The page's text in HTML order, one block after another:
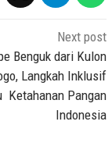
Next post
Benguk dari Kulon
Langkah Inklusif
Ketahanan Pangan
Indonesia